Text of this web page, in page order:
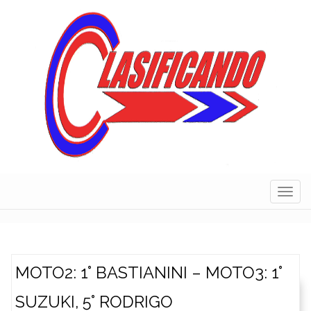
MOTO2: 1° BASTIANINI – MOTO3: 1°
SUZUKI, 5° RODRIGO